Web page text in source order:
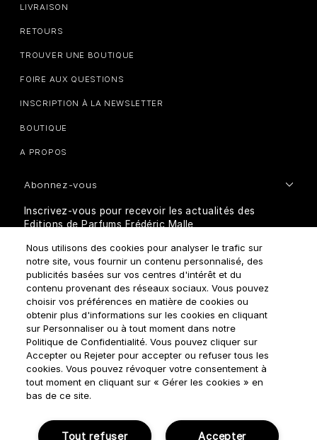
LIVRAISON
RETOURS
TROUVER UNE BOUTIQUE
FOIRE AUX QUESTIONS
INSCRIPTION À LA NEWSLETTER
BOUTIQUE
A PROPOS
Abonnez-vous
Inscrivez-vous pour recevoir les actualités des
Editions de Parfums Frédéric Malle
Comment traitons-nous vos données personnelles?
Politique de confidentialité
Nous utilisons des cookies pour analyser le trafic sur
notre site, vous fournir un contenu personnalisé, des
publicités basées sur vos centres d'intérêt et du
contenu provenant des réseaux sociaux. Vous pouvez
choisir vos préférences en matière de cookies ou
obtenir plus d'informations sur les cookies en cliquant
sur Personnaliser ou à tout moment dans notre
Politique de Confidentialité. Vous pouvez cliquer sur
Accepter ou Rejeter pour accepter ou refuser tous les
cookies. Vous pouvez révoquer votre consentement à
tout moment en cliquant sur « Gérer les cookies » en
bas de ce site.
Accepter
Tout refuser